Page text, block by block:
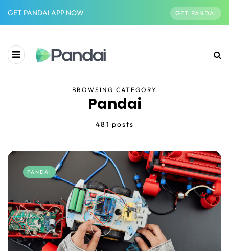
GET PANDAI APP NOW GET PANDAI
BROWSING CATEGORY
Pandai
481 posts
PANDAI